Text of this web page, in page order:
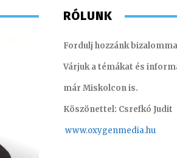
RÓLUNK
Fordulj hozzánk
Várjuk a témákat és
már Miskolcon is.
Köszönettel: Csrefkó Judit
www.oxygenmedia.hu